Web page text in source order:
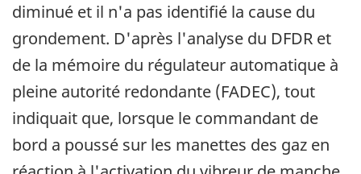
diminué et il n'a pas identifié la cause du
grondement. D'après l'analyse du DFDR et
de la mémoire du régulateur automatique à
pleine autorité redondante (FADEC), tout
indiquait que, lorsque le commandant de
bord a poussé sur les manettes des gaz en